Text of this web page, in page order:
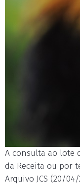
A consulta ao lote
da Receita ou por
Arquivo JCS (20/04/